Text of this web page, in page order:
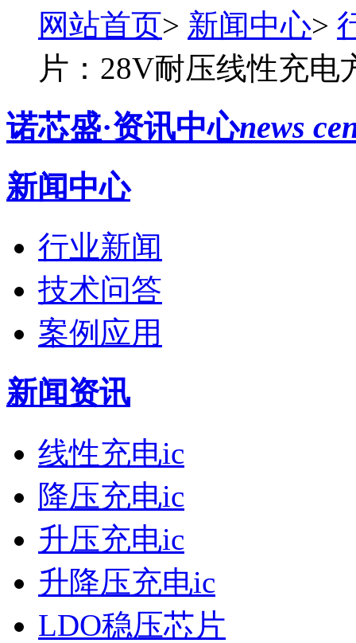
网站首页> 新闻中心>
片：28V耐压线性充电
诺芯盛·资讯中心news
新闻中心
行业新闻
技术问答
案例应用
新闻资讯
线性充电ic
降压充电ic
升压充电ic
升降压充电ic
LDO稳压芯片